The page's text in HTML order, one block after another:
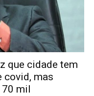
que cidade tem
covid, mas
70 mil